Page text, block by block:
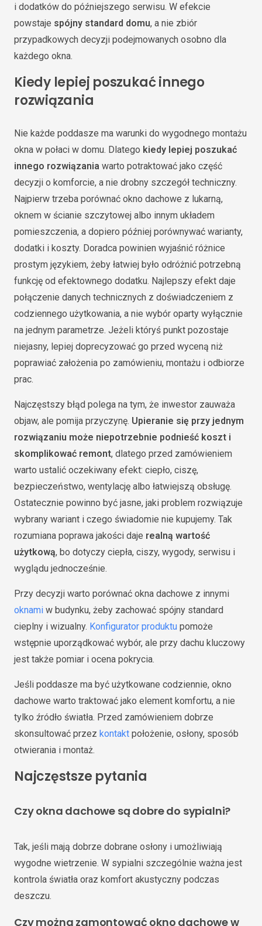
i dodatków do późniejszego serwisu. W efekcie
powstaje spójny standard domu, a nie zbiór
przypadkowych decyzji podejmowanych osobno dla
każdego okna.
Kiedy lepiej poszukać innego
rozwiązania
Nie każde poddasze ma warunki do wygodnego montażu
okna w połaci w domu. Dlatego kiedy lepiej poszukać
innego rozwiązania warto potraktować jako część
decyzji o komforcie, a nie drobny szczegół techniczny.
Najpierw trzeba porównać okno dachowe z lukarną,
oknem w ścianie szczytowej albo innym układem
pomieszczenia, a dopiero później porównywać warianty,
dodatki i koszty. Doradca powinien wyjaśnić różnice
prostym językiem, żeby łatwiej było odróżnić potrzebną
funkcję od efektownego dodatku. Najlepszy efekt daje
połączenie danych technicznych z doświadczeniem z
codziennego użytkowania, a nie wybór oparty wyłącznie
na jednym parametrze. Jeżeli któryś punkt pozostaje
niejasny, lepiej doprecyzować go przed wyceną niż
poprawiać założenia po zamówieniu, montażu i odbiorze
prac.
Najczęstszy błąd polega na tym, że inwestor zauważa
objaw, ale pomija przyczynę. Upieranie się przy jednym
rozwiązaniu może niepotrzebnie podnieść koszt i
skomplikować remont, dlatego przed zamówieniem
warto ustalić oczekiwany efekt: ciepło, ciszę,
bezpieczeństwo, wentylację albo łatwiejszą obsługę.
Ostatecznie powinno być jasne, jaki problem rozwiązuje
wybrany wariant i czego świadomie nie kupujemy. Tak
rozumiana poprawa jakości daje realną wartość
użytkową, bo dotyczy ciepła, ciszy, wygody, serwisu i
wyglądu jednocześnie.
Przy decyzji warto porównać okna dachowe z innymi
oknami w budynku, żeby zachować spójny standard
cieplny i wizualny. Konfigurator produktu pomoże
wstępnie uporządkować wybór, ale przy dachu kluczowy
jest także pomiar i ocena pokrycia.
Jeśli poddasze ma być użytkowane codziennie, okno
dachowe warto traktować jako element komfortu, a nie
tylko źródło światła. Przed zamówieniem dobrze
skonsultować przez kontakt położenie, osłony, sposób
otwierania i montaż.
Najczęstsze pytania
Czy okna dachowe są dobre do sypialni?
Tak, jeśli mają dobrze dobrane osłony i umożliwiają
wygodne wietrzenie. W sypialni szczególnie ważna jest
kontrola światła oraz komfort akustyczny podczas
deszczu.
Czy można zamontować okno dachowe w